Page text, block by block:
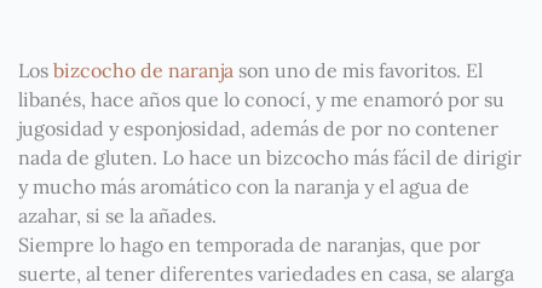
Los bizcocho de naranja son uno de mis favoritos. El
libanés, hace años que lo conocí, y me enamoró por su
jugosidad y esponjosidad, además de por no contener
nada de gluten. Lo hace un bizcocho más fácil de dirigir
y mucho más aromático con la naranja y el agua de
azahar, si se la añades.
Siempre lo hago en temporada de naranjas, que por
suerte, al tener diferentes variedades en casa, se alarga